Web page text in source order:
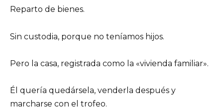
Reparto de bienes.
Sin custodia, porque no teníamos hijos.
Pero la casa, registrada como la «vivienda familiar».
Él quería quedársela, venderla después y
marcharse con el trofeo.